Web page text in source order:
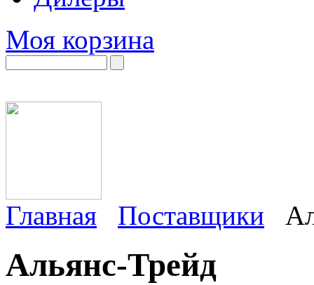
Моя корзина
Главная Поставщики
Альянс-Трейд